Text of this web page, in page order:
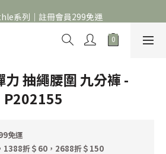
＄30，1388折＄60，2688折＄150
系列｜註冊會員299免運
＄30，1388折＄60，2688折＄150
力 抽繩腰圍 九分褲 -
P202155
免運
1388折＄60，2688折＄150